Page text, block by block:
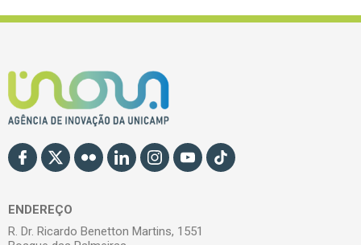
ENDEREÇO
R. Dr. Ricardo Benetton Martins, 1551